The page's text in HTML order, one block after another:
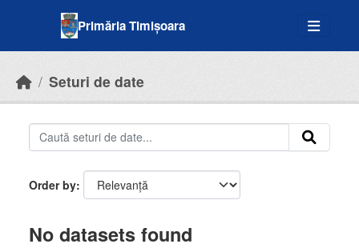
Primăria Timișoara
Seturi de date
Order by
No datasets found